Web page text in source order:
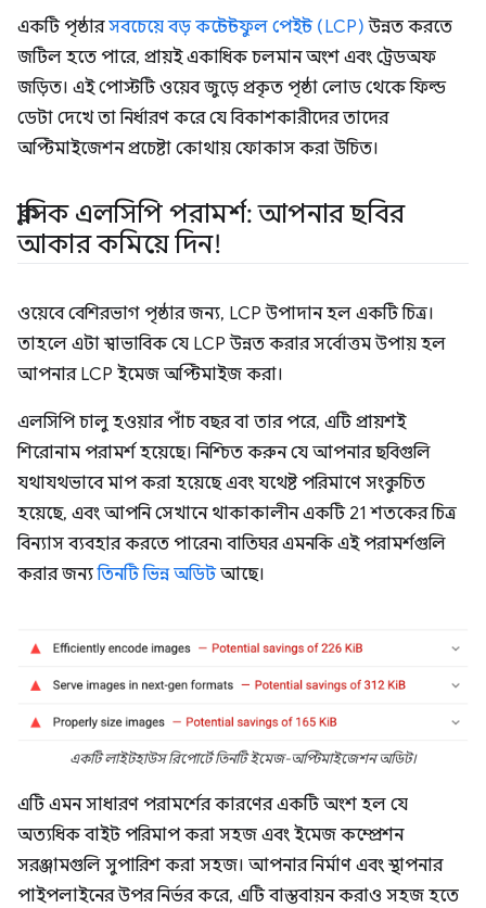
একটি পৃষ্ঠারসবচেয়ে বড় কন্টেন্টফুল পেইন্ট (LCP) উন্নত করতে
জটিল হতে পারে, প্রায়ই একাধিক চলমান অংশ এবং ট্রেডঅফ
জড়িত। এই পোস্টটি ওয়েব জুড়ে প্রকৃত পৃষ্ঠা লোড থেকে ফিল্ড
ডেটা দেখে তা নির্ধারণ করে যে বিকাশকারীদের তাদের
অপ্টিমাইজেশন প্রচেষ্টা কোথায় ফোকাস করা উচিত।
ক্লাসিক এলসিপি পরামর্শ: আপনার ছবির
আকার কমিয়ে দিন!
ওয়েবে বেশিরভাগ পৃষ্ঠার জন্য, LCP উপাদান হল একটি চিত্র।
তাহলে এটা স্বাভাবিক যে LCP উন্নত করার সর্বোত্তম উপায় হল
আপনার LCP ইমেজ অপ্টিমাইজ করা।
এলসিপি চালু হওয়ার পাঁচ বছর বা তার পরে, এটি প্রায়শই
শিরোনাম পরামর্শ হয়েছে। নিশ্চিত করুন যে আপনার ছবিগুলি
যথাযথভাবে মাপ করা হয়েছে এবং যথেষ্ট পরিমাণে সংকুচিত
হয়েছে, এবং আপনি সেখানে থাকাকালীন একটি 21 শতকের চিত্র
বিন্যাস ব্যবহার করতে পারেন৷ বাতিঘর এমনকি এই পরামর্শগুলি
করার জন্যতিনটি ভিন্ন অডিটআছে।
একটি লাইটহাউস রিপোর্টে তিনটি ইমেজ-অপ্টিমাইজেশন অডিট।
এটি এমন সাধারণ পরামর্শের কারণের একটি অংশ হল যে
অত্যধিক বাইট পরিমাপ করা সহজ এবং ইমেজ কম্প্রেশন
সরঞ্জামগুলি সুপারিশ করা সহজ। আপনার নির্মাণ এবং স্থাপনার
পাইপলাইনের উপর নির্ভর করে, এটি বাস্তবায়ন করাও সহজ হতে